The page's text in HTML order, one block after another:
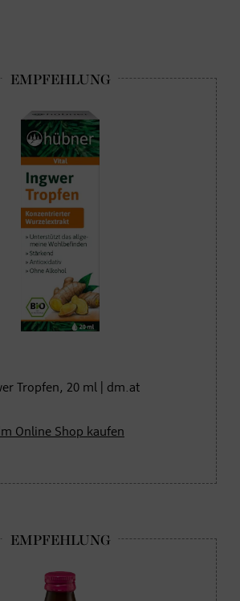
Tropfen, 20 ml | dm.at
Online Shop kaufen